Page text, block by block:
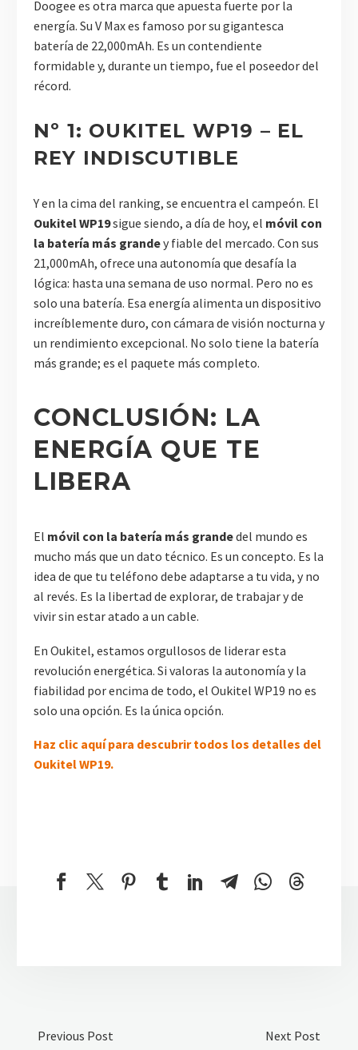
Doogee es otra marca que apuesta fuerte por la
energía. Su V Max es famoso por su gigantesca
batería de 22,000mAh. Es un contendiente
formidable y, durante un tiempo, fue el poseedor del
récord.
Nº 1: OUKITEL WP19 – EL
REY INDISCUTIBLE
Y en la cima del ranking, se encuentra el campeón. El
Oukitel WP19sigue siendo, a día de hoy, el móvil con
la batería más grandey fiable del mercado. Con sus
21,000mAh, ofrece una autonomía que desafía la
lógica: hasta una semana de uso normal. Pero no es
solo una batería. Esa energía alimenta un dispositivo
increíblemente duro, con cámara de visión nocturna y
un rendimiento excepcional. No solo tiene la batería
más grande; es el paquete más completo.
CONCLUSIÓN: LA
ENERGÍA QUE TE
LIBERA
El móvil con la batería más grandedel mundo es
mucho más que un dato técnico. Es un concepto. Es la
idea de que tu teléfono debe adaptarse a tu vida, y no
al revés. Es la libertad de explorar, de trabajar y de
vivir sin estar atado a un cable.
En Oukitel, estamos orgullosos de liderar esta
revolución energética. Si valoras la autonomía y la
fiabilidad por encima de todo, el Oukitel WP19 no es
solo una opción. Es la única opción.
Haz clic aquí para descubrir todos los detalles del
Oukitel WP19.
Previous Post Next Post